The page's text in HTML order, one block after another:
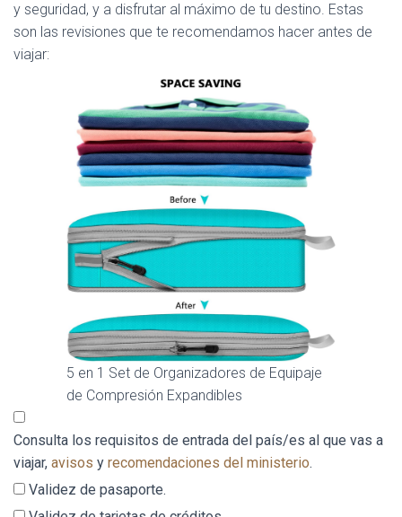
y seguridad, y a disfrutar al máximo de tu destino. Estas
son las revisiones que te recomendamos hacer antes de
viajar:
5 en 1 Set de Organizadores de Equipaje
de Compresión Expandibles
Consulta los requisitos de entrada del país/es al que vas a
viajar, avisos y recomendaciones del ministerio.
Validez de pasaporte.